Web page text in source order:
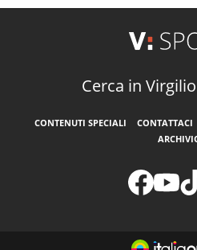
Cerca in
CONTENUTI SPECIALI CONTATTACI